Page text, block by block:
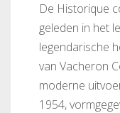
De Historique
geleden in het
legendarische
van Vacheron
moderne
1954,